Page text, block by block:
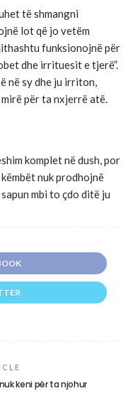
të shmangni
lot që jo vetëm
funksionojnë për
dhe irrituesit e tjerë”.
në sy dhe ju irriton,
për ta nxjerrë atë.
komplet në dush, por
nuk prodhojnë
mbi to çdo ditë ju
keni për ta njohur